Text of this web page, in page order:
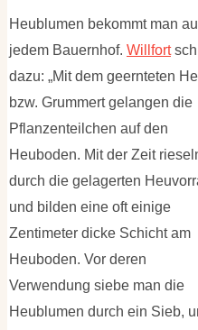
Heublumen bekommt man
jedem Bauernhof. Willfort
dazu: „Mit dem geernteten
bzw. Grummert gelangen die
Pflanzenteilchen auf den
Heuboden. Mit der Zeit
durch die gelagerten
und bilden eine oft einige
Zentimeter dicke Schicht am
Heuboden. Vor deren
Verwendung siebe man die
Heublumen durch ein Sieb,